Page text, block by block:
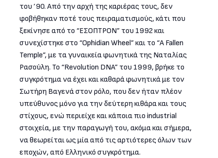
του ’90. Από την αρχή της καριέρας τους, δεν
φοβήθηκαν ποτέ τους πειραματισμούς, κάτι που
ξεκίνησε από το “ΕΣΟΠΤΡΟΝ” του 1992 και
συνεχίστηκε στο “Ophidian Wheel” και το “A Fallen
Temple”, με τα γυναικεία φωνητικά της Ναταλίας
Ρασούλη. Το “Revolution DNA” του 1999, βρήκε το
συγκρότημα να έχει και καθαρά φωνητικά με τον
Σωτήρη Βαγενά στον ρόλο, που δεν ήταν πλέον
υπεύθυνος μόνο για την δεύτερη κιθάρα και τους
στίχους, ενώ περιείχε και κάποια πιο industrial
στοιχεία, με την παραγωγή του, ακόμα και σήμερα,
να θεωρείται ως μία από τις αρτιότερες όλων των
εποχών, από Ελληνικό συγκρότημα.